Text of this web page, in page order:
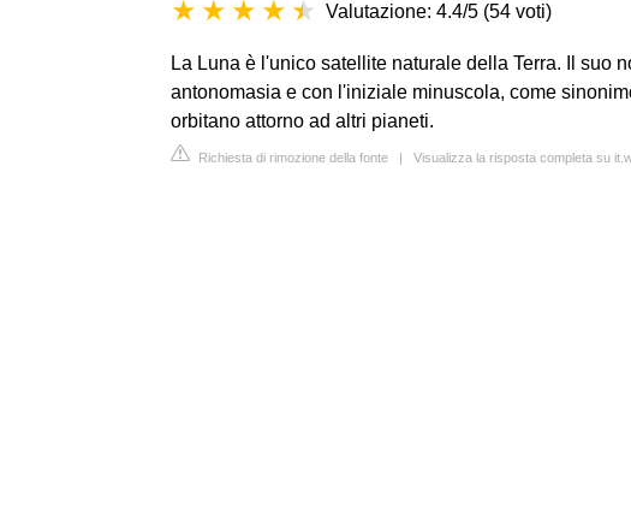
Valutazione: 4.4/5 (54 voti)
La Luna è l'unico satellite naturale della Terra. Il suo
antonomasia e con l'iniziale minuscola, come
orbitano attorno ad altri pianeti.
Richiesta di rimozione della fonte | Visualizza la risposta completa su